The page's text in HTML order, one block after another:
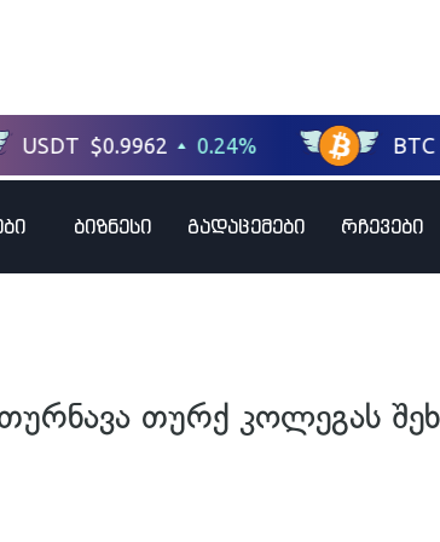
ბიზნესი გადაცემები რჩევები
თურქ კოლეგას